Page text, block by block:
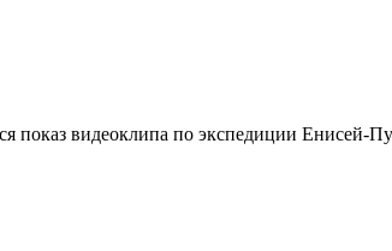
видеоклипа по экспедиции Енисей-